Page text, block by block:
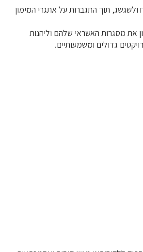
תוך התגברות על אתגרי המימון
את מסגרות האשראי שלהם וליהנות
גדולים ומשמעותיים.